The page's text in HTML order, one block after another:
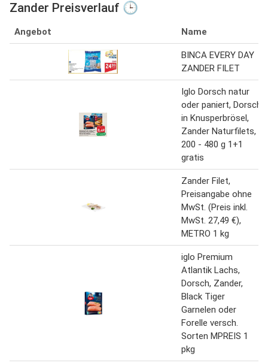
Zander Preisverlauf 🕒
Angebot Name
BINCA EVERY DAY
ZANDER FILET
Iglo Dorsch natur
oder paniert, Dorsch
in Knusperbrösel,
Zander Naturfilets,
200 - 480 g 1+1
gratis
Zander Filet,
Preisangabe ohne
MwSt. (Preis inkl.
MwSt. 27,49 €),
METRO 1 kg
iglo Premium
Atlantik Lachs,
Dorsch, Zander,
Black Tiger
Garnelen oder
Forelle versch.
Sorten MPREIS 1
pkg